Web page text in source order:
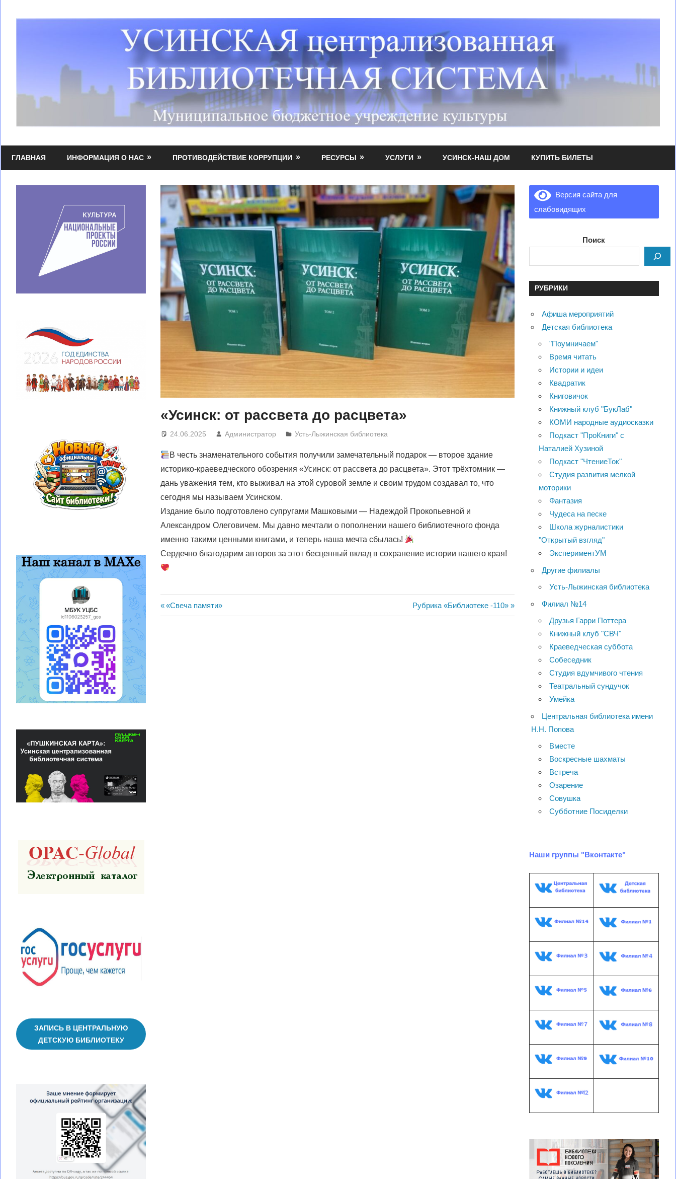
МБУК
УЦБС
библиотечная
ГЛАВНАЯ ИНФОРМАЦИЯ О НАС ПРОТИВОДЕЙСТВИЕ КОРРУПЦИИ РЕСУРСЫ УСЛУГИ УСИНСК-НАШ ДОМ КУПИТЬ БИЛЕТЫ
«Усинск: от рассвета до расцвета»
24.06.2025 Администратор Усть-Лыжинская библиотека
В честь знаменательного события получили замечательный подарок — второе здание
историко-краеведческого обозрения «Усинск: от рассвета до расцвета». Этот трёхтомник —
дань уважения тем, кто выживал на этой суровой земле и своим трудом создавал то, что
сегодня мы называем Усинском.
Издание было подготовлено супругами Машковыми — Надеждой Прокопьевной и
Александром Олеговичем. Мы давно мечтали о пополнении нашего библиотечного фонда
именно такими ценными книгами, и теперь наша мечта сбылась!
Сердечно благодарим авторов за этот бесценный вклад в сохранение истории нашего края!
Навигация
Предыдущая
запись:
«Свеча памяти»
Следующая
запись:
Рубрика «Библиотеке -110»
ЗАПИСЬ В ЦЕНТРАЛЬНУЮ
ДЕТСКУЮ БИБЛИОТЕКУ
Версия сайта для
слабовидящих
Поиск
РУБРИКИ
Афиша мероприятий
Детская библиотека
"Поумничаем"
Время читать
Истории и идеи
Квадратик
Книговичок
Книжный клуб "БукЛаб"
КОМИ народные аудиосказки
Подкаст "ПроКниги" с
Наталией Хузиной
Подкаст "ЧтениеТок"
Студия развития мелкой
моторики
Фантазия
Чудеса на песке
Школа журналистики
"Открытый взгляд"
ЭкспериментУМ
Другие филиалы
Усть-Лыжинская библиотека
Филиал №14
Друзья Гарри Поттера
Книжный клуб "СВЧ"
Краеведческая суббота
Собеседник
Студия вдумчивого чтения
Театральный сундучок
Умейка
Центральная библиотека имени
Н.Н. Попова
Вместе
Воскресные шахматы
Встреча
Озарение
Совушка
Субботние Посиделки
Наши группы "Вконтакте"